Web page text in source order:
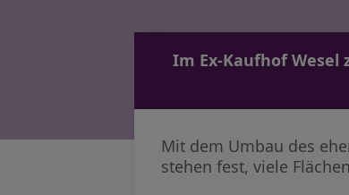
Im Ex-Kaufhof
Mit dem Umbau des
stehen fest, viele